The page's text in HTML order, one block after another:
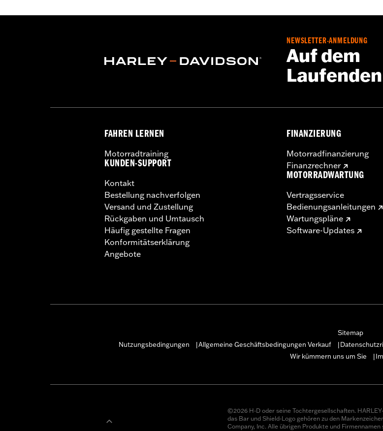
Herkunft:Importiert
NEWSLETTER-ANMELDUNG
Auf dem
FAHREN LERNEN
Motorradtraining
KUNDEN-SUPPORT
Kontakt
Bestellung nachverfolgen
Versand und Zustellung
Rückgaben und Umtausch
Häufig gestellte Fragen
Konformitätserklärung
Angebote
FINANZIERUNG
Motorradfinanzierung
Finanzrechner
MOTORRADWARTUNG
Vertragsservice
Bedienungsanleitungen
Wartungspläne
Software-Updates
Sitemap
Nutzungsbedingungen
Allgemeine Geschäftsbedingungen Verkauf
Wir kümmern uns um Sie
©2026 H-D oder seine Tochtergesellschaften.
das Bar und Shield-Logo gehören zu den
Company, Inc. Alle übrigen Produkte und